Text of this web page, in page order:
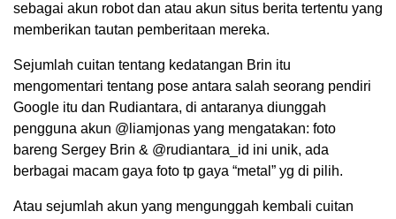
sebagai akun robot dan atau akun situs berita tertentu yang
memberikan tautan pemberitaan mereka.
Sejumlah cuitan tentang kedatangan Brin itu
mengomentari tentang pose antara salah seorang pendiri
Google itu dan Rudiantara, di antaranya diunggah
pengguna akun @liamjonas yang mengatakan: foto
bareng Sergey Brin & @rudiantara_id ini unik, ada
berbagai macam gaya foto tp gaya “metal” yg di pilih.
Atau sejumlah akun yang mengunggah kembali cuitan